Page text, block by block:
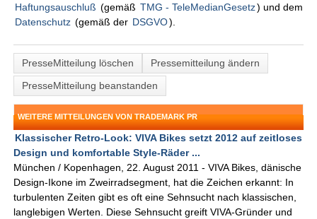
Haftungsauschluß (gemäß TMG - TeleMedianGesetz) und dem
Datenschutz (gemäß der DSGVO).
PresseMitteilung löschen
Pressemitteilung ändern
PresseMitteilung beanstanden
WEITERE MITTEILUNGEN VON TRADEMARK PR
Klassischer Retro-Look: VIVA Bikes setzt 2012 auf zeitloses
Design und komfortable Style-Räder ...
München / Kopenhagen, 22. August 2011 - VIVA Bikes, dänische
Design-Ikone im Zweirradsegment, hat die Zeichen erkannt: In
turbulenten Zeiten gibt es oft eine Sehnsucht nach klassischen,
langlebigen Werten. Diese Sehnsucht greift VIVA-Gründer und